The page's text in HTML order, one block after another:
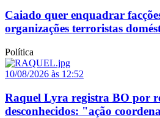
Caiado quer enquadrar
organizações terroristas
Política
10/08/2026 às 12:52
Raquel Lyra registra BO por
desconhecidos: "ação